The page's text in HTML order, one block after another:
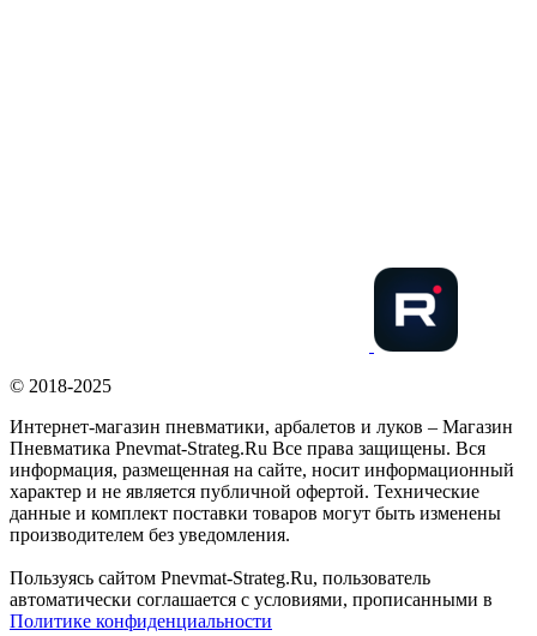
© 2018-2025
Интернет-магазин пневматики, арбалетов и луков – Магазин
Пневматика Pnevmat-Strateg.Ru Все права защищены. Вся
информация, размещенная на сайте, носит информационный
характер и не является публичной офертой. Технические
данные и комплект поставки товаров могут быть изменены
производителем без уведомления.
Пользуясь сайтом Pnevmat-Strateg.Ru, пользователь
автоматически соглашается с условиями, прописанными в
Политике конфиденциальности